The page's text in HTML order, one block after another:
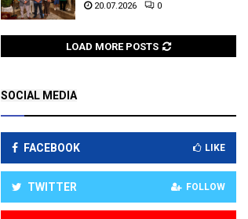
20.07.2026 0
LOAD MORE POSTS
SOCIAL MEDIA
FACEBOOK LIKE
TWITTER FOLLOW